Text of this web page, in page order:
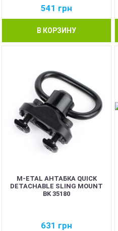
541 грн
В КОРЗИНУ
M-ETAL АНТАБКА QUICK
DETACHABLE SLING MOUNT
BK 35180
631 грн